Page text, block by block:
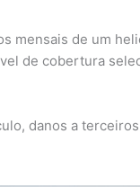
mensais de um
de cobertura
danos a